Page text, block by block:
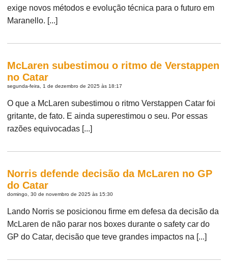
exige novos métodos e evolução técnica para o futuro em
Maranello. [...]
McLaren subestimou o ritmo de Verstappen
no Catar
segunda-feira, 1 de dezembro de 2025 às 18:17
O que a McLaren subestimou o ritmo Verstappen Catar foi
gritante, de fato. E ainda superestimou o seu. Por essas
razões equivocadas [...]
Norris defende decisão da McLaren no GP
do Catar
domingo, 30 de novembro de 2025 às 15:30
Lando Norris se posicionou firme em defesa da decisão da
McLaren de não parar nos boxes durante o safety car do
GP do Catar, decisão que teve grandes impactos na [...]